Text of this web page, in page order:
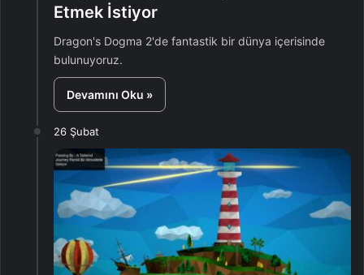
Etmek İstiyor
Dragon's Dogma 2'de fantastik bir dünya içerisinde
bulunuyoruz.
Devamını Oku »
26 Şubat